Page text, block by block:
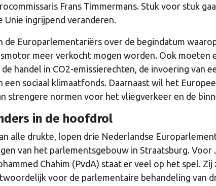
Frans Timmermans. Stuk voor stuk
Unie ingrijpend veranderen.
de Europarlementariërs over de begindatum
meer verkocht mogen worden. Ook moeten
handel in CO2-emissierechten, de invoering van
een sociaal klimaatfonds. Daarnaast wil het
strengere normen voor het vliegverkeer en de
in de hoofdrol
alle drukte, lopen drie Nederlandse
van het parlementsgebouw in Straatsburg. Voor
Chahim (PvdA) staat er veel op het spel.
voor de parlementaire behandeling van